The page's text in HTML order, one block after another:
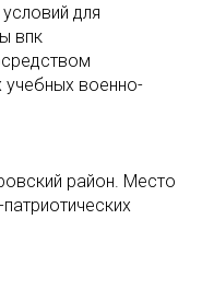
для
впк
учебных военно-
район. Место